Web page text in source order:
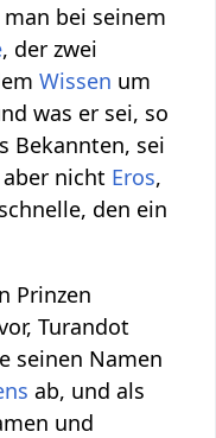
man bei seinem
, der zwei
Wissen um
was er sei, so
Bekannten, sei
nicht Eros,
den ein
Prinzen
Turandot
seinen Namen
ab, und als
und